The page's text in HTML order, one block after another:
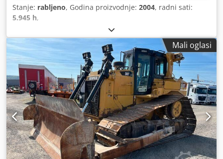
Stanje: rabljeno, Godina proizvodnje: 2004, radni sati:
5.945 h,
Mali oglasi